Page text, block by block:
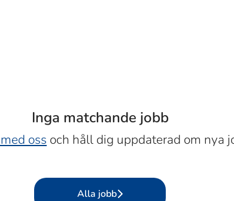
Inga matchande jobb
oss och håll dig uppdaterad om nya
Alla jobb